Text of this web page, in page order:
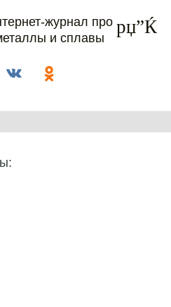
журнал про
и сплавы